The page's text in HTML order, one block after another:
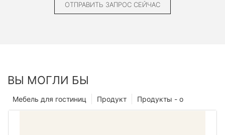
ОТПРАВИТЬ ЗАПРОС СЕЙЧАС
ВЫ МОГЛИ БЫ
Продукты - o
Продукт
Мебель для гостиниц